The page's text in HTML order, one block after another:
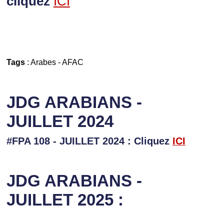
Tags: Arabes-AFAC
JDG ARABIANS -
JUILLET 2024
#FPA 108 - JUILLET 2024 : Cliquez ICI
JDG ARABIANS -
JUILLET 2025 :